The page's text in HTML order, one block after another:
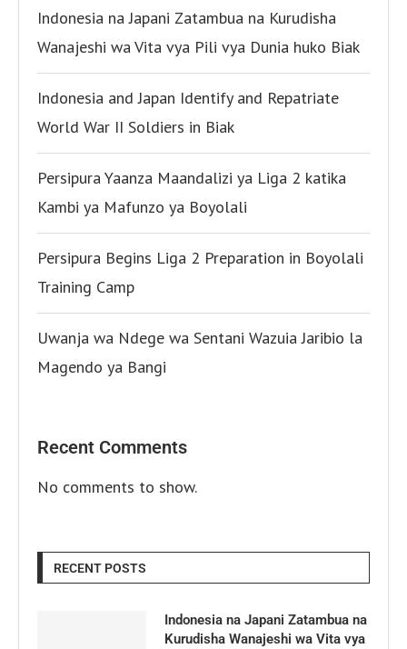
Indonesia na Japani Zatambua na Kurudisha
Wanajeshi wa Vita vya Pili vya Dunia huko Biak
Indonesia and Japan Identify and Repatriate
World War II Soldiers in Biak
Persipura Yaanza Maandalizi ya Liga 2 katika
Kambi ya Mafunzo ya Boyolali
Persipura Begins Liga 2 Preparation in Boyolali
Training Camp
Uwanja wa Ndege wa Sentani Wazuia Jaribio la
Magendo ya Bangi
Recent Comments
No comments to show.
RECENT POSTS
Indonesia na Japani Zatambua na
Kurudisha Wanajeshi wa Vita vya